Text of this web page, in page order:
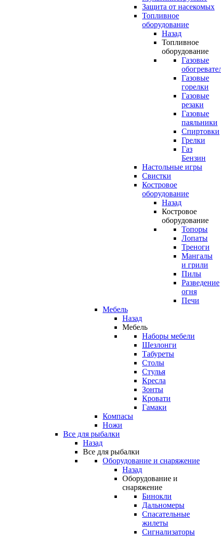
Защита от насекомых
Топливное
оборудование
Назад
Топливное
оборудование
Газовые
Газовые
горелки
Газовые
резаки
Газовые
паяльники
Спиртовки
Грелки
Газ
Бензин
Настольные игры
Свистки
Костровое
оборудование
Назад
Костровое
оборудование
Топоры
Лопаты
Треноги
Мангалы
и грили
Пилы
Разведение
огня
Печи
Мебель
Назад
Мебель
Наборы мебели
Шезлонги
Табуреты
Столы
Стулья
Кресла
Зонты
Кровати
Гамаки
Компасы
Ножи
Все для рыбалки
Назад
Все для рыбалки
Оборудование и снаряжение
Назад
Оборудование и
снаряжение
Бинокли
Дальномеры
Спасательные
жилеты
Сигнализаторы